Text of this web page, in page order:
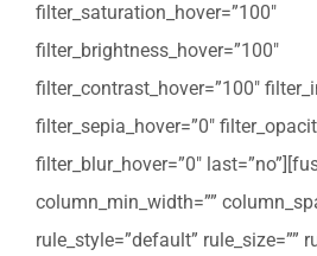
filter_saturation_hover=”100″
filter_brightness_hover=”100″
filter_contrast_hover=”100″
filter_sepia_hover=”0″
filter_blur_hover=”0″
column_min_width=””
rule_style=”default” rule_size=””